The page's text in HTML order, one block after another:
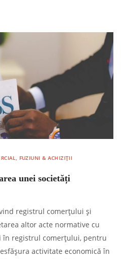
FUZIUNI & ACHIZIȚII
unei societăți
registrul comerțului și
altor acte normative cu
registrul comerțului, pentru
activitate economică în